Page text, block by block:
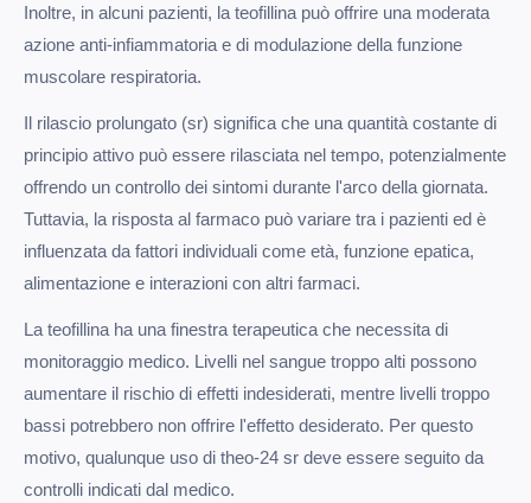
Inoltre, in alcuni pazienti, la teofillina può offrire una moderata
azione anti-infiammatoria e di modulazione della funzione
muscolare respiratoria.
Il rilascio prolungato (sr) significa che una quantità costante di
principio attivo può essere rilasciata nel tempo, potenzialmente
offrendo un controllo dei sintomi durante l'arco della giornata.
Tuttavia, la risposta al farmaco può variare tra i pazienti ed è
influenzata da fattori individuali come età, funzione epatica,
alimentazione e interazioni con altri farmaci.
La teofillina ha una finestra terapeutica che necessita di
monitoraggio medico. Livelli nel sangue troppo alti possono
aumentare il rischio di effetti indesiderati, mentre livelli troppo
bassi potrebbero non offrire l'effetto desiderato. Per questo
motivo, qualunque uso di theo-24 sr deve essere seguito da
controlli indicati dal medico.